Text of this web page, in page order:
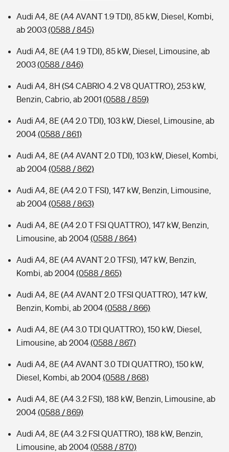
Audi A4, 8E (A4 AVANT 1.9 TDI), 85 kW, Diesel, Kombi,
ab 2003(0588 / 845)
Audi A4, 8E (A4 1.9 TDI), 85 kW, Diesel, Limousine, ab
2003(0588 / 846)
Audi A4, 8H (S4 CABRIO 4.2 V8 QUATTRO), 253 kW,
Benzin, Cabrio, ab 2001 (0588 / 859)
Audi A4, 8E (A4 2.0 TDI), 103 kW, Diesel, Limousine, ab
2004(0588 / 861)
Audi A4, 8E (A4 AVANT 2.0 TDI), 103 kW, Diesel, Kombi,
ab 2004(0588 / 862)
Audi A4, 8E (A4 2.0 T FSI), 147 kW, Benzin, Limousine,
ab 2004(0588 / 863)
Audi A4, 8E (A4 2.0 T FSI QUATTRO), 147 kW, Benzin,
Limousine, ab 2004(0588 / 864)
Audi A4, 8E (A4 AVANT 2.0 TFSI), 147 kW, Benzin,
Kombi, ab 2004(0588 / 865)
Audi A4, 8E (A4 AVANT 2.0 TFSI QUATTRO), 147 kW,
Benzin, Kombi, ab 2004(0588 / 866)
Audi A4, 8E (A4 3.0 TDI QUATTRO), 150 kW, Diesel,
Limousine, ab 2004(0588 / 867)
Audi A4, 8E (A4 AVANT 3.0 TDI QUATTRO), 150 kW,
Diesel, Kombi, ab 2004(0588 / 868)
Audi A4, 8E (A4 3.2 FSI), 188 kW, Benzin, Limousine, ab
2004(0588 / 869)
Audi A4, 8E (A4 3.2 FSI QUATTRO), 188 kW, Benzin,
Limousine, ab 2004(0588 / 870)